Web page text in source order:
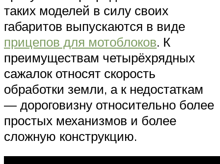
таких моделей в силу своих
габаритов выпускаются в виде
прицепов для мотоблоков. К
преимуществам четырёхрядных
сажалок относят скорость
обработки земли, а к недостаткам
— дороговизну относительно более
простых механизмов и более
сложную конструкцию.